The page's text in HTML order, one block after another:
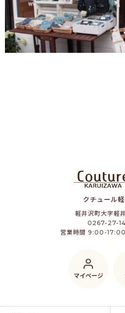
クチュール
軽井沢町大字軽
0267-27-
営業時間 9:00-17:00
マイページ